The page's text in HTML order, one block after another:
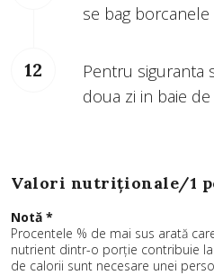
se bag
Pentru siguranta
doua zi in baie
Valori nutriționale/1
Notă *
Procentele % de mai sus arată
nutrient dintr-o porție contribuie
de calorii sunt necesare unei